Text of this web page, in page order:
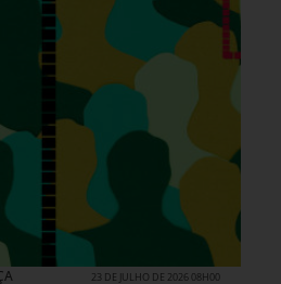
23 DE JULHO DE 2026 08H00